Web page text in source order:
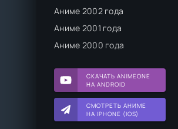
Аниме 2002 года
Аниме 2001 года
Аниме 2000 года
СКАЧАТЬ ANIMEONE
НА ANDROID
СМОТРЕТЬ АНИМЕ
НА IPHONE (IOS)